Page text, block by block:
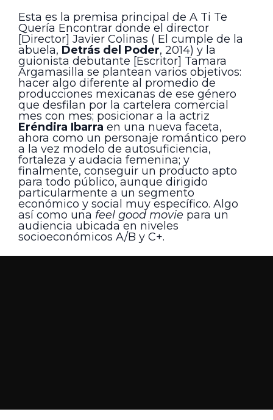
Esta es la premisa principal de A Ti Te
Quería Encontrar donde el director
[Director] Javier Colinas ( El cumple de la
abuela, Detrás del Poder, 2014) y la
guionista debutante [Escritor] Tamara
Argamasilla se plantean varios objetivos:
hacer algo diferente al promedio de
producciones mexicanas de ese género
que desfilan por la cartelera comercial
mes con mes; posicionar a la actriz
Eréndira Ibarra en una nueva faceta,
ahora como un personaje romántico pero
a la vez modelo de autosuficiencia,
fortaleza y audacia femenina; y
finalmente, conseguir un producto apto
para todo público, aunque dirigido
particularmente a un segmento
económico y social muy específico. Algo
así como una feel good movie para un
audiencia ubicada en niveles
socioeconómicos A/B y C+.